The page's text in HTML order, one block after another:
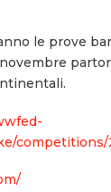
le prove
novembre
competitions/